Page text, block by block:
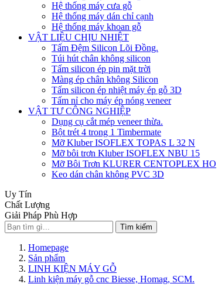
Hệ thống máy cưa gỗ
Hệ thống máy dán chỉ cạnh
Hệ thống máy khoan gỗ
VẬT LIỆU CHỊU NHIỆT
Tấm Đệm Silicon Lõi Đồng.
Túi hút chân không silicon
Tấm silicon ép pin mặt trời
Màng ép chân không Silicon
Tấm silicon ép nhiệt máy ép gỗ 3D
Tấm nỉ cho máy ép nóng veneer
VẬT TƯ CÔNG NGHIỆP
Dụng cụ cắt mép veneer thừa.
Bột trét 4 trong 1 Timbermate
Mỡ Kluber ISOFLEX TOPAS L 32 N
Mỡ bôi trơn Kluber ISOFLEX NBU 15
Mỡ Bôi Trơn KLURER CENTOPLEX HO
Keo dán chân không PVC 3D
Uy Tín
Chất Lượng
Giải Pháp Phù Hợp
Tìm kiếm
Homepage
Sản phẩm
LINH KIỆN MÁY GỖ
Linh kiện máy gỗ cnc Biesse, Homag, SCM.